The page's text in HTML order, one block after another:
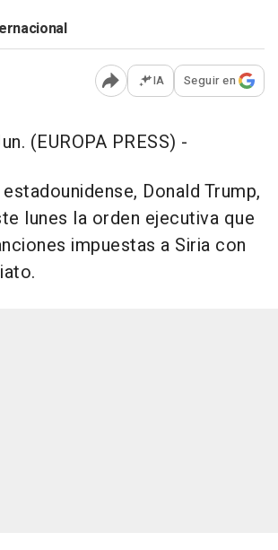
Abrir opciones para
IA Seguir en
(EUROPA PRESS) -
Donald Trump,
lunes la orden ejecutiva que
impuestas a Siria con